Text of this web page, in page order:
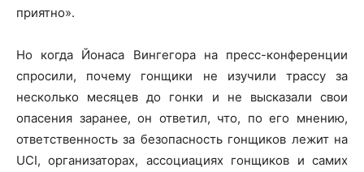
приятно».
Но когда Йонаса Вингегора на пресс-конференции
спросили, почему гонщики не изучили трассу за
несколько месяцев до гонки и не высказали свои
опасения заранее, он ответил, что, по его мнению,
ответственность за безопасность гонщиков лежит на
UCI, организаторах, ассоциациях гонщиков и самих